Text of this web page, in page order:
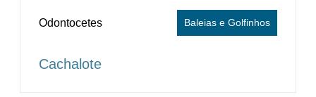
Baleias e Golfinhos
Odontocetes
Cachalote